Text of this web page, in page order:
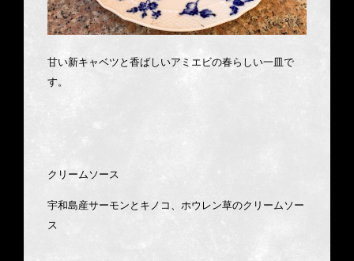
甘い新キャベツと香ばしいアミエビの春らしい一皿で
す。
クリームソース
宇和島産サーモンとキノコ、ホウレン草のクリームソー
ス